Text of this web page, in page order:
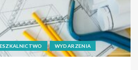
WYDARZENIA